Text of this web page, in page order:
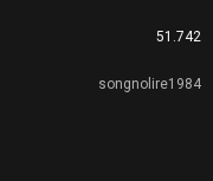
51.742
songnolire1984